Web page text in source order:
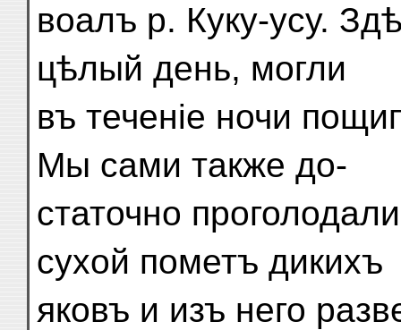
воалъ р. Куку-усу.
цѣлый день, могли
въ теченіе ночи
Мы сами также до-
статочно
сухой пометъ дикихъ
яковъ и изъ него